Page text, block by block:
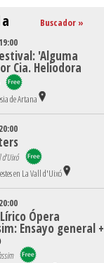
Buscador »
'Alguma
Cia. Heliodora
de Artana
d'Uixó
en La Vall d'Uixó
Ópera
Ensayo general +